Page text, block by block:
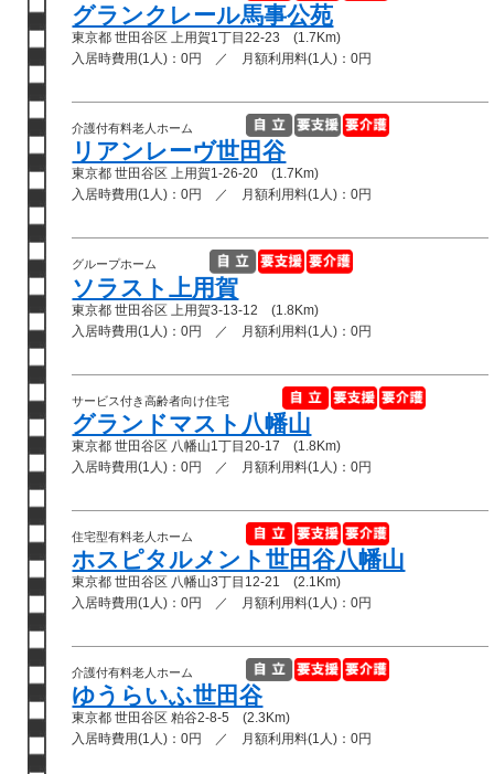
グランクレール馬事公苑
東京都 世田谷区 上用賀1丁目22-23 (1.7Km)
入居時費用(1人)：0円 ／ 月額利用料(1人)：0円
介護付有料老人ホーム
リアンレーヴ世田谷
東京都 世田谷区 上用賀1-26-20 (1.7Km)
入居時費用(1人)：0円 ／ 月額利用料(1人)：0円
グループホーム
ソラスト上用賀
東京都 世田谷区 上用賀3-13-12 (1.8Km)
入居時費用(1人)：0円 ／ 月額利用料(1人)：0円
サービス付き高齢者向け住宅
グランドマスト八幡山
東京都 世田谷区 八幡山1丁目20-17 (1.8Km)
入居時費用(1人)：0円 ／ 月額利用料(1人)：0円
住宅型有料老人ホーム
ホスピタルメント世田谷八幡山
東京都 世田谷区 八幡山3丁目12-21 (2.1Km)
入居時費用(1人)：0円 ／ 月額利用料(1人)：0円
介護付有料老人ホーム
ゆうらいふ世田谷
東京都 世田谷区 粕谷2-8-5 (2.3Km)
入居時費用(1人)：0円 ／ 月額利用料(1人)：0円